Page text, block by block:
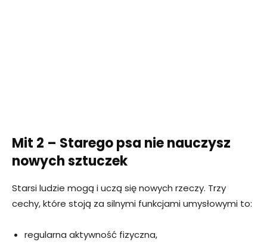
Mit 2 – Starego psa nie nauczysz
nowych sztuczek
Starsi ludzie mogą i uczą się nowych rzeczy. Trzy
cechy, które stoją za silnymi funkcjami umysłowymi to:
regularna aktywność fizyczna,